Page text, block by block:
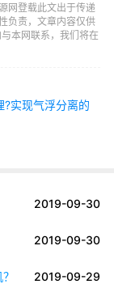
网登载此文出于传递
负责，文章内容仅供
本网联系，我们将在
?实现气浮分离的
2019-09-30
2019-09-30
2019-09-29